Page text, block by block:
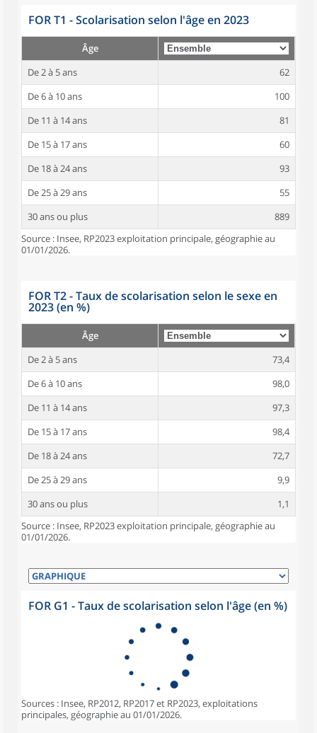
FOR T1 - Scolarisation selon l'âge en 2023
Âge
De 2 à 5 ans
62
De 6 à 10 ans
100
De 11 à 14 ans
81
De 15 à 17 ans
60
De 18 à 24 ans
93
De 25 à 29 ans
55
30 ans ou plus
889
Source : Insee, RP2023 exploitation principale, géographie au
01/01/2026.
FOR T2 - Taux de scolarisation selon le sexe en
2023 (en %)
Âge
De 2 à 5 ans
73,4
De 6 à 10 ans
98,0
De 11 à 14 ans
97,3
De 15 à 17 ans
98,4
De 18 à 24 ans
72,7
De 25 à 29 ans
9,9
30 ans ou plus
1,1
Source : Insee, RP2023 exploitation principale, géographie au
01/01/2026.
FOR G1 - Taux de scolarisation selon l'âge (en %)
Sources : Insee, RP2012, RP2017 et RP2023, exploitations
principales, géographie au 01/01/2026.